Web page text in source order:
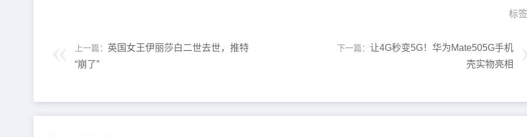
标
上一篇： 英国女王伊丽莎白二世去世，推特
“崩了”
下一篇： 让4G秒变5G！华为Mate505G手机
壳实物亮相